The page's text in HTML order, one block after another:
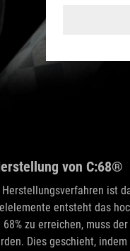
von C:68®
ist
entsteht das
zu erreichen, muss
Dies geschieht,